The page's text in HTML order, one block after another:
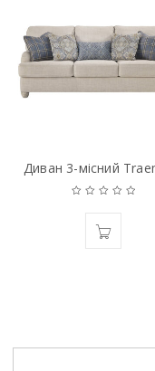
Диван 3-місний